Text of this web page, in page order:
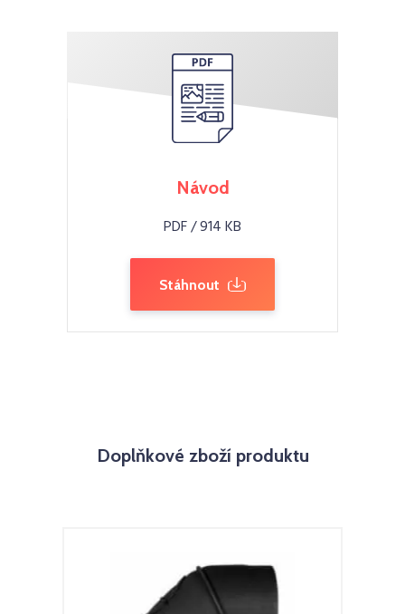
Návod
PDF / 914 KB
Stáhnout
Doplňkové zboží produktu